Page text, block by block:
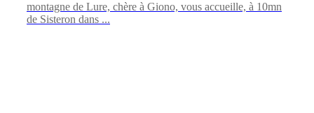
montagne de Lure, chère à Giono, vous accueille, à 10mn
de Sisteron dans ...